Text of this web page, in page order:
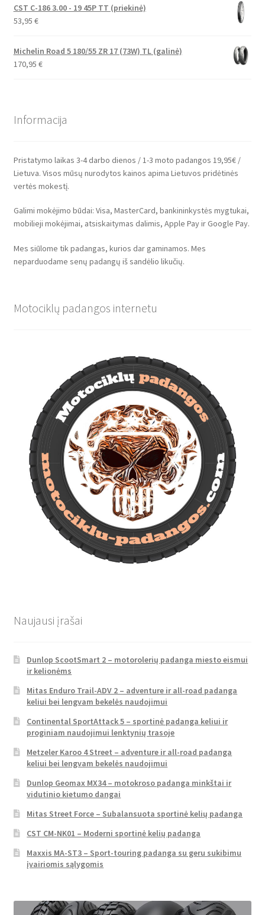
CST C-186 3.00 - 19 45P TT (priekinė)
53,95 €
Michelin Road 5 180/55 ZR 17 (73W) TL (galinė)
170,95 €
Informacija
Pristatymo laikas 3-4 darbo dienos / 1-3 moto padangos 19,95€ /
Lietuva. Visos mūsų nurodytos kainos apima Lietuvos pridėtinės
vertės mokestį.
Galimi mokėjimo būdai: Visa, MasterCard, bankininkystės mygtukai,
mobilieji mokėjimai, atsiskaitymas dalimis, Apple Pay ir Google Pay.
Mes siūlome tik padangas, kurios dar gaminamos. Mes
neparduodame senų padangų iš sandėlio likučių.
Motociklų padangos internetu
Naujausi įrašai
Dunlop ScootSmart 2 – motorolerių padanga miesto eismui
ir kelionėms
Mitas Enduro Trail-ADV 2 – adventure ir all-road padanga
keliui bei lengvam bekelės naudojimui
Continental SportAttack 5 – sportinė padanga keliui ir
proginiam naudojimui lenktynių trasoje
Metzeler Karoo 4 Street – adventure ir all-road padanga
keliui bei lengvam bekelės naudojimui
Dunlop Geomax MX34 – motokroso padanga minkštai ir
vidutinio kietumo dangai
Mitas Street Force – Subalansuota sportinė kelių padanga
CST CM-NK01 – Moderni sportinė kelių padanga
Maxxis MA-ST3 – Sport-touring padanga su geru sukibimu
įvairiomis sąlygomis